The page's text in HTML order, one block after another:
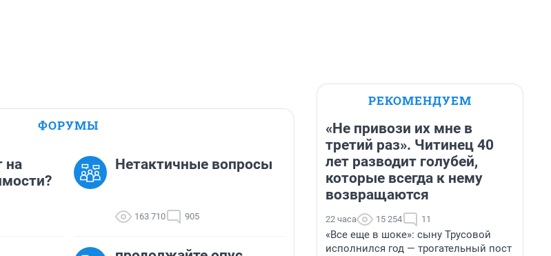
ФОРУМЫ
на
Нетактичные вопросы
163 710 905
РЕКОМЕНДУЕМ
«Не привози их мне в
третий раз». Читинец 40
лет разводит голубей,
которые всегда к нему
возвращаются
22 часа 15 254 11
«Все еще в шоке»: сыну Трусовой
исполнился год — трогательный пост